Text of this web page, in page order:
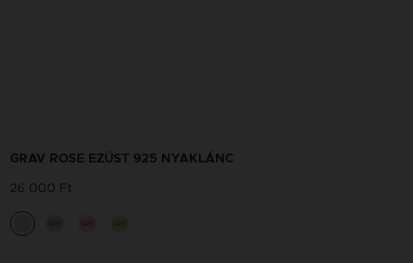
GRAV ROSE EZÜST 925 NYAKLÁNC
26 000 Ft